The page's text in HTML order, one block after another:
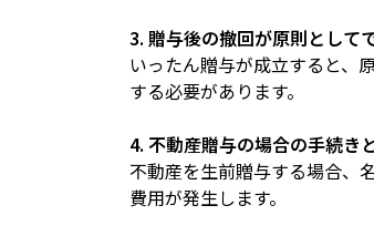
3. 贈与後の撤回が原則として
いったん贈与が成立すると、
する必要があります。
4. 不動産贈与の場合の手続き
不動産を生前贈与する場合、
費用が発生します。